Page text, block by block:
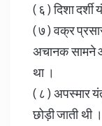
( ६ ) दिशा
( ७ ) वक्र
अचानक सामने
था ।
( ८ ) अपस्मार
छोड़ी जाती थी ।